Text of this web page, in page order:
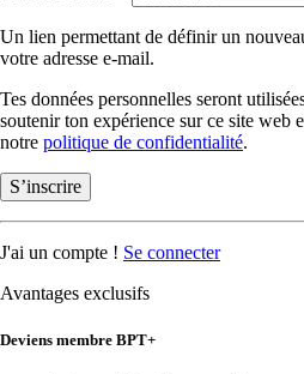
Un lien permettant de définir un
votre adresse e-mail.
Tes données personnelles seront
soutenir ton expérience sur ce site web
notre politique de confidentialité.
S’inscrire
J'ai un compte ! Se connecter
Avantages exclusifs
Deviens membre BPT+